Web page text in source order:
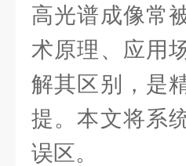
高光谱成像常
术原理、应用
解其区别，是
提。本文将系
误区。